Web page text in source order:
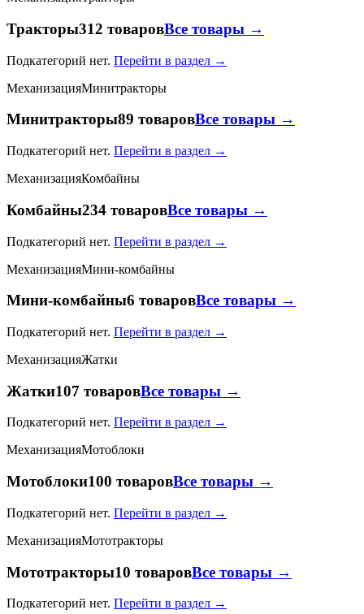
Тракторы312 товаровВсе товары →
Подкатегорий нет. Перейти в раздел →
МеханизацияМинитракторы
Минитракторы89 товаровВсе товары →
Подкатегорий нет. Перейти в раздел →
МеханизацияКомбайны
Комбайны234 товаровВсе товары →
Подкатегорий нет. Перейти в раздел →
МеханизацияМини-комбайны
Мини-комбайны6 товаровВсе товары →
Подкатегорий нет. Перейти в раздел →
МеханизацияЖатки
Жатки107 товаровВсе товары →
Подкатегорий нет. Перейти в раздел →
МеханизацияМотоблоки
Мотоблоки100 товаровВсе товары →
Подкатегорий нет. Перейти в раздел →
МеханизацияМототракторы
Мототракторы10 товаровВсе товары →
Подкатегорий нет. Перейти в раздел →